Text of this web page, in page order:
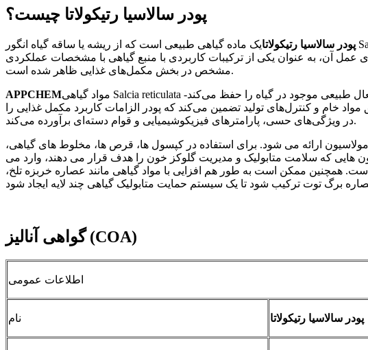
پودر سالاسیا رتیکولاتا چیست؟
پودر سالاسیا رتیکولاتایک ماده گیاهی طبیعی است که از ریشه یا ساقه گیاه انگور Salacia reticulata به دست می آید. این گیاه مدت‌هاست که در سیستم‌های گیاهی سنتی سریلانکا و هند برای حمایت از تعادل قند
عمل آن، به عنوان یکی از ترکیبات کاربردی با منبع گیاهی با مشخصات عملکردی
مشخص در بخش مکمل‌های غذایی ظاهر شده است.
APPCHEMمواد گیاهی Salcia reticulata ممتاز را انتخاب می کند و از فرآیندهای استاندارد تمیز کردن، خشک کردن و آسیاب ریز استفاده می کند. این رویکرد مواد فعال طبیعی موجود در گیاه را حفظ می‌کند-
خام و کنترل‌های تولید تضمین می‌کند که پودر الزامات کاربرد مکمل غذایی را
در ویژگی‌های حسی، پارامترهای فیزیکوشیمیایی و قوام دسته‌ای برآورده می‌کند.
ارائه می شود. برای استفاده در کپسول ها، قرص ها، مخلوط های گیاهی،
که سلامت متابولیک و مدیریت گلوکز خون را هدف قرار می دهند، وارد می
همچنین ممکن است به طور هم افزایی با مواد گیاهی مانند عصاره خربزه تلخ،
گواهی آنالیز (COA)
اطلاعات عمومی
نام پودر سالاسیا رتیکولاتا